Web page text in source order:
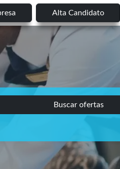
Alta Candidato
Buscar ofertas